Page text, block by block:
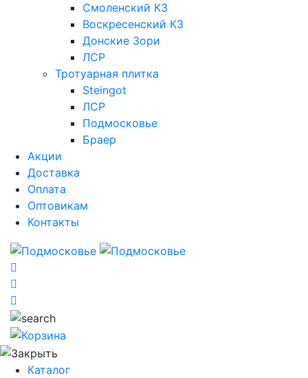
Смоленский КЗ
Воскресенский КЗ
Донские Зори
ЛСР
Тротуарная плитка
Steingot
ЛСР
Подмосковье
Браер
Акции
Доставка
Оплата
Оптовикам
Контакты
Каталог